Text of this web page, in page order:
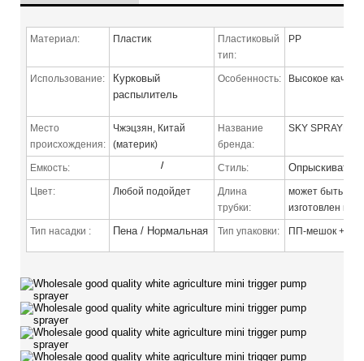
Материал: Пластик
Пластиковый
тип:
PP
Использование:
Курковый
распылитель
Особенность: Высокое
Место
происхождения:
Чжэцзян, Китай
(материк)
Название
бренда:
SKY SPRAYE
Емкость: / Стиль:
Цвет: Любой подойдет
Длина
трубки:
может быть
изготовлен на
Тип насадки : Пена / Нормальная Тип упаковки: ПП-мешок +